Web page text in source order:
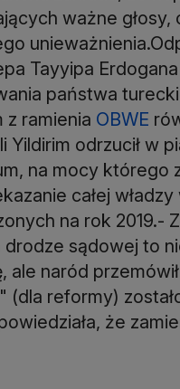
ważne głosy,
Tayyipa Erdogana
państwa
ramienia OBWE
Yildirim odrzucił w
na mocy którego
całej
na rok 2019.-
sądowej to
naród
(dla reformy)
że